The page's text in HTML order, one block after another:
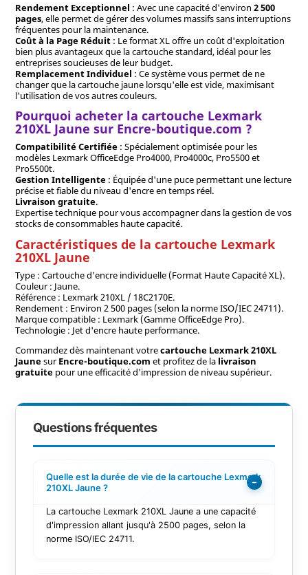
Rendement Exceptionnel : Avec une capacité d'environ 2 500
pages, elle permet de gérer des volumes massifs sans interruptions
fréquentes pour la maintenance.
Coût à la Page Réduit: Le format XL offre un coût d'exploitation
bien plus avantageux que la cartouche standard, idéal pour les
entreprises soucieuses de leur budget.
Remplacement Individuel : Ce système vous permet de ne
changer que la cartouche jaune lorsqu'elle est vide, maximisant
l'utilisation de vos autres couleurs.
Pourquoi acheter la cartouche Lexmark
210XL Jaune sur Encre-boutique.com ?
Compatibilité Certifiée: Spécialement optimisée pour les
modèles Lexmark OfficeEdge Pro4000, Pro4000c, Pro5500 et
Pro5500t.
Gestion Intelligente: Équipée d'une puce permettant une lecture
précise et fiable du niveau d'encre en temps réel.
Livraison gratuite.
Expertise technique pour vous accompagner dans la gestion de vos
stocks de consommables haute capacité.
Caractéristiques de la cartouche Lexmark
210XL Jaune
Type : Cartouche d'encre individuelle (Format Haute Capacité XL).
Couleur : Jaune.
Référence : Lexmark 210XL / 18C2170E.
Rendement : Environ 2 500 pages (selon la norme ISO/IEC 24711).
Marque compatible : Lexmark (Gamme OfficeEdge Pro).
Technologie : Jet d'encre haute performance.
Commandez dès maintenant votrecartouche Lexmark 210XL
JaunesurEncre-boutique.com et profitez de la livraison
gratuitepour une efficacité d'impression de niveau supérieur.
Questions fréquentes
Quelle est la durée de vie de la cartouche Lexmark
210XL Jaune ?
−
La cartouche Lexmark 210XL Jaune a une capacité
d'impression allant jusqu'à 2500 pages, selon la
norme ISO/IEC 24711.